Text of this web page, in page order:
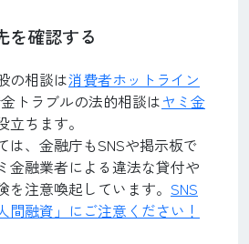
を確認する
の相談は消費者ホットライン
トラブルの法的相談はヤミ金
立ちます。
は、金融庁もSNSや掲示板で
金融業者による違法な貸付や
注意喚起しています。 SNS
間融資」にご注意ください！